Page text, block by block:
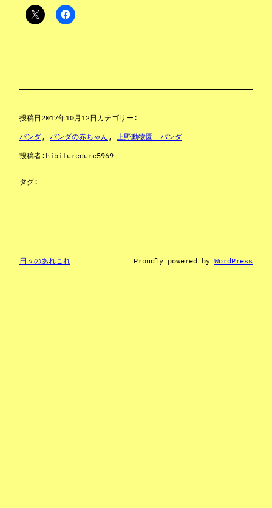
投稿日2017年10月12日 カテゴリー:
パンダ, パンダの赤ちゃん , 上野動物園 パンダ
投稿者: hibituredure5969
タグ:
日々のあれこれ Proudly powered by WordPress